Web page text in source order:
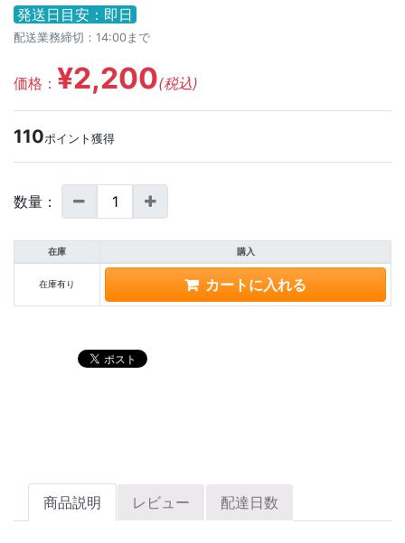
発送日目安：即日
配送業務締切：14:00まで
価格： ¥2,200(税込)
110ポイント獲得
数量：
在庫 購入
在庫有り
商品説明 レビュー 配達日数